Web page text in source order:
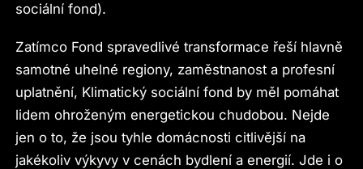
sociální fond).
Zatímco Fond spravedlivé transformace řeší hlavně
samotné uhelné regiony, zaměstnanost a profesní
uplatnění, Klimatický sociální fond by měl pomáhat
lidem ohroženým energetickou chudobou. Nejde
jen o to, že jsou tyhle domácnosti citlivější na
jakékoliv výkyvy v cenách bydlení a energií. Jde i o